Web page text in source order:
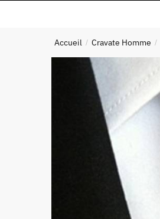
Accueil / Cravate Homme /